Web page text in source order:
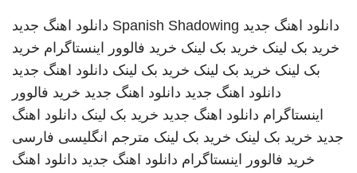
دانلود اهنگ جدید Spanish Shadowing دانلود اهنگ جدید
خرید بک لینک خرید بک لینک خرید فالوور اینستاگرام خرید
بک لینک خرید بک لینک خرید بک لینک دانلود اهنگ جدید
دانلود اهنگ جدید دانلود اهنگ جدید خرید فالوور
اینستاگرام دانلود اهنگ جدید خرید بک لینک دانلود اهنگ
جدید خرید بک لینک خرید بک لینک مترجم انگلیسی فارسی
خرید فالوور اینستاگرام دانلود اهنگ جدید دانلود اهنگ